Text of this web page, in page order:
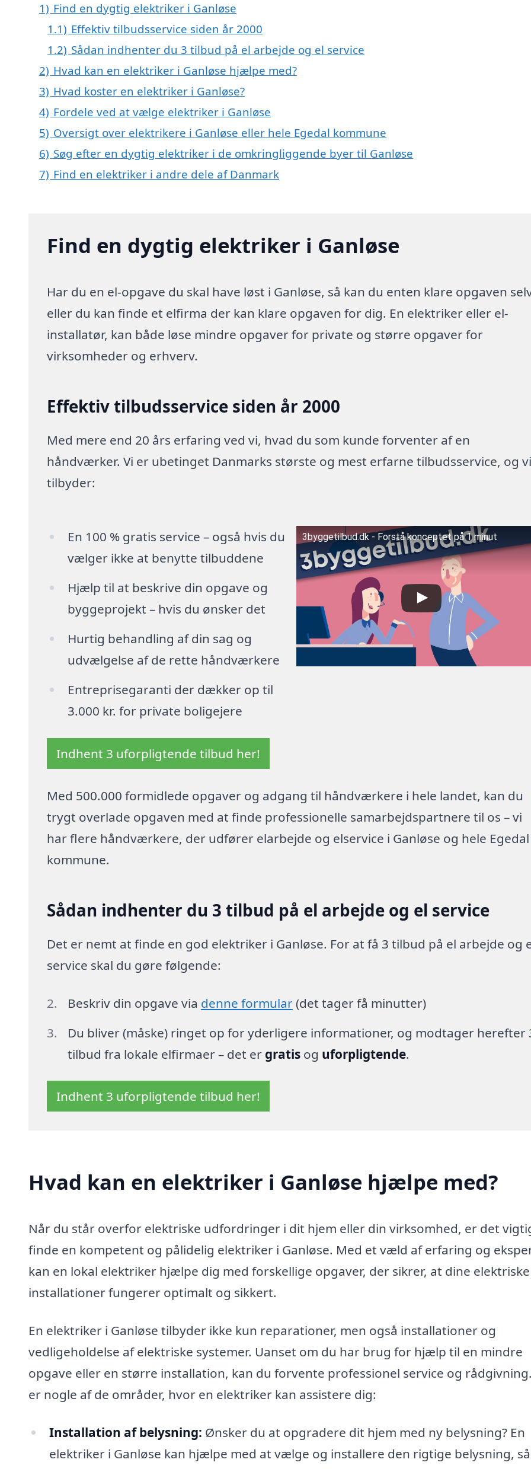
1) Find en dygtig elektriker i Ganløse
1.1) Effektiv tilbudsservice siden år 2000
1.2) Sådan indhenter du 3 tilbud på el arbejde og el service
2) Hvad kan en elektriker i Ganløse hjælpe med?
3) Hvad koster en elektriker i Ganløse?
4) Fordele ved at vælge elektriker i Ganløse
5) Oversigt over elektrikere i Ganløse eller hele Egedal kommune
6) Søg efter en dygtig elektriker i de omkringliggende byer til Ganløse
7) Find en elektriker i andre dele af Danmark
Find en dygtig elektriker i Ganløse
Har du en el-opgave du skal have løst i Ganløse, så kan du enten klare opgaven
eller du kan finde et elfirma der kan klare opgaven for dig. En elektriker eller el-
installatør, kan både løse mindre opgaver for private og større opgaver for
virksomheder og erhverv.
Effektiv tilbudsservice siden år 2000
Med mere end 20 års erfaring ved vi, hvad du som kunde forventer af en
håndværker. Vi er ubetinget Danmarks største og mest erfarne tilbudsservice, og
tilbyder:
En 100 % gratis service – også hvis du
vælger ikke at benytte tilbuddene
Hjælp til at beskrive din opgave og
byggeprojekt – hvis du ønsker det
Hurtig behandling af din sag og
udvælgelse af de rette håndværkere
Entreprisegaranti der dækker op til
3.000 kr. for private boligejere
3byggetilbud.dk - Forstå konceptet på 1 minut
Indhent 3 uforpligtende tilbud her!
Med 500.000 formidlede opgaver og adgang til håndværkere i hele landet, kan du
trygt overlade opgaven med at finde professionelle samarbejdspartnere til os – vi
har flere håndværkere, der udfører elarbejde og elservice i Ganløse og hele Egedal
kommune.
Sådan indhenter du 3 tilbud på el arbejde og el service
Det er nemt at finde en god elektriker i Ganløse. For at få 3 tilbud på el arbejde og
service skal du gøre følgende:
Beskriv din opgave via denne formular(det tager få minutter)
Du bliver (måske) ringet op for yderligere informationer, og modtager herefter
tilbud fra lokale elfirmaer – det er gratisog uforpligtende.
Indhent 3 uforpligtende tilbud her!
Hvad kan en elektriker i Ganløse hjælpe med?
Når du står overfor elektriske udfordringer i dit hjem eller din virksomhed, er det
finde en kompetent og pålidelig elektriker i Ganløse. Med et væld af erfaring og
kan en lokal elektriker hjælpe dig med forskellige opgaver, der sikrer, at dine elektriske
installationer fungerer optimalt og sikkert.
En elektriker i Ganløse tilbyder ikke kun reparationer, men også installationer og
vedligeholdelse af elektriske systemer. Uanset om du har brug for hjælp til en mindre
opgave eller en større installation, kan du forvente professionel service og
er nogle af de områder, hvor en elektriker kan assistere dig:
Installation af belysning: Ønsker du at opgradere dit hjem med ny belysning? En
elektriker i Ganløse kan hjælpe med at vælge og installere den rigtige belysning,